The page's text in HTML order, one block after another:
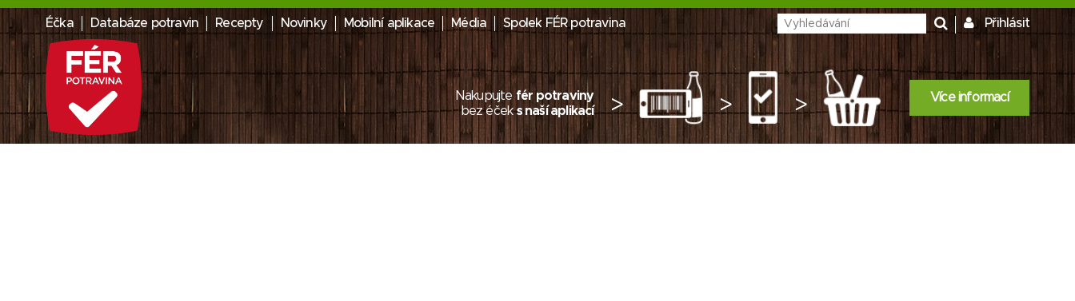
Éčka Databáze potravin Recepty Novinky Mobilní aplikace Média Spolek FÉR potravina Přihlásit
Nakupujte fér potraviny
bez éčeks naší aplikací > > > Více informací